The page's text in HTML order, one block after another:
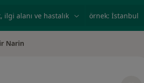
örnek: İstanbul
Narin